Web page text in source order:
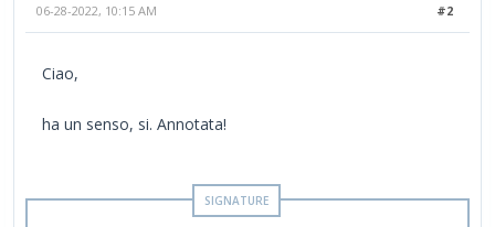
#2
06-28-2022, 10:15 AM
Ciao,
ha un senso, si. Annotata!